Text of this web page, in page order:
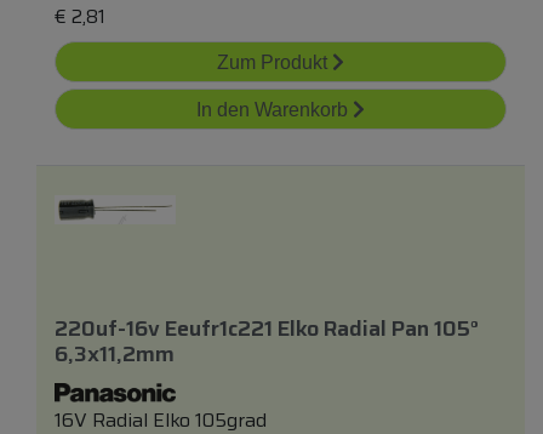
€ 2,81
Zum Produkt
In den Warenkorb
220uf-16v Eeufr1c221 Elko Radial Pan 105°
6,3x11,2mm
16V Radial Elko 105grad